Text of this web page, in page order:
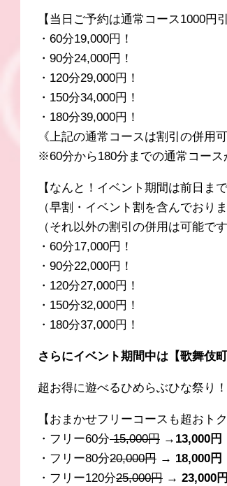
【当日ご予約は通常コース1000円引
・60分19,000円！
・90分24,000円！
・120分29,000円！
・150分34,000円！
・180分39,000円！
《上記の通常コースは割引の併用
※60分から180分までの通常コース
【なんと！イベント期間は前日ま
（早割・イベント割を含んでおり
（それ以外の割引の併用は可能で
・60分17,000円！
・90分22,000円！
・120分27,000円！
・150分32,000円！
・180分37,000円！
さらにイベント期間中は【歌舞伎
超お得に遊べるひめらぶひな祭り
【おまかせフリーコースも超おト
・フリー60分15,000円 → 13,000円
・フリー80分20,000円 → 18,000円
・フリー120分25,000円 → 23,000円